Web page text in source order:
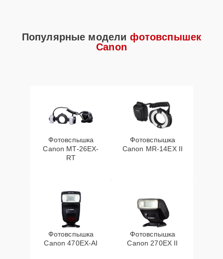
Популярные модели фотовспышек
Canon
Фотовспышка
Canon MT-26EX-
RT
Фотовспышка
Canon MR-14EX II
Фотовспышка
Canon 470EX-AI
Фотовспышка
Canon 270EX II